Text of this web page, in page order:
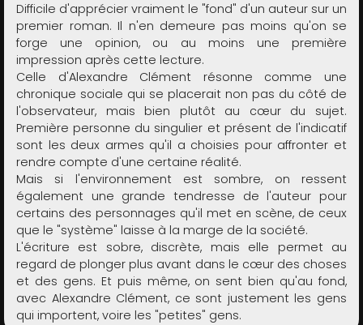
Difficile d'apprécier vraiment le "fond" d'un auteur sur un
premier roman. Il n'en demeure pas moins qu'on se
forge une opinion, ou au moins une première
impression après cette lecture.
Celle d'Alexandre Clément résonne comme une
chronique sociale qui se placerait non pas du côté de
l'observateur, mais bien plutôt au cœur du sujet.
Première personne du singulier et présent de l'indicatif
sont les deux armes qu'il a choisies pour affronter et
rendre compte d'une certaine réalité.
Mais si l'environnement est sombre, on ressent
également une grande tendresse de l'auteur pour
certains des personnages qu'il met en scène, de ceux
que le "système" laisse à la marge de la société.
L'écriture est sobre, discrète, mais elle permet au
regard de plonger plus avant dans le cœur des choses
et des gens. Et puis même, on sent bien qu'au fond,
avec Alexandre Clément, ce sont justement les gens
qui importent, voire les "petites" gens.